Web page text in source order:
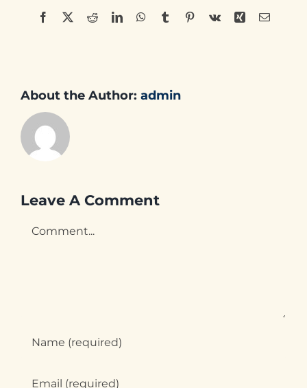
Facebook
X RedditLinkedInWhatsApp
TumblrPinterest
Vk Xing Email
About the Author: admin
Leave A Comment
Comment